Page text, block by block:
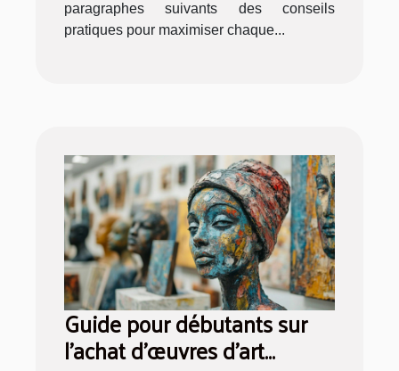
paragraphes suivants des conseils
pratiques pour maximiser chaque...
Guide pour débutants sur
l'achat d'œuvres d'art